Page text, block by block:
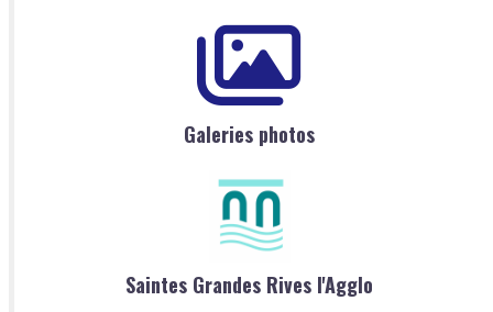
Galeries photos
Saintes Grandes Rives l'Agglo